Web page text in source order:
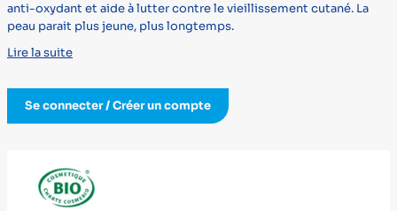
anti-oxydant et aide à lutter contre le vieillissement cutané. La
peau parait plus jeune, plus longtemps.
Lire la suite
Se connecter / Créer un compte